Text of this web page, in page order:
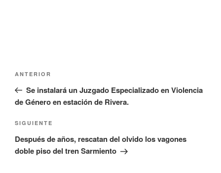
entradas
Entrada
anterior:
ANTERIOR
Se instalará un Juzgado Especializado en Violencia
de Género en estación de Rivera.
Siguiente
entrada
SIGUIENTE
Después de años, rescatan del olvido los vagones
doble piso del tren Sarmiento